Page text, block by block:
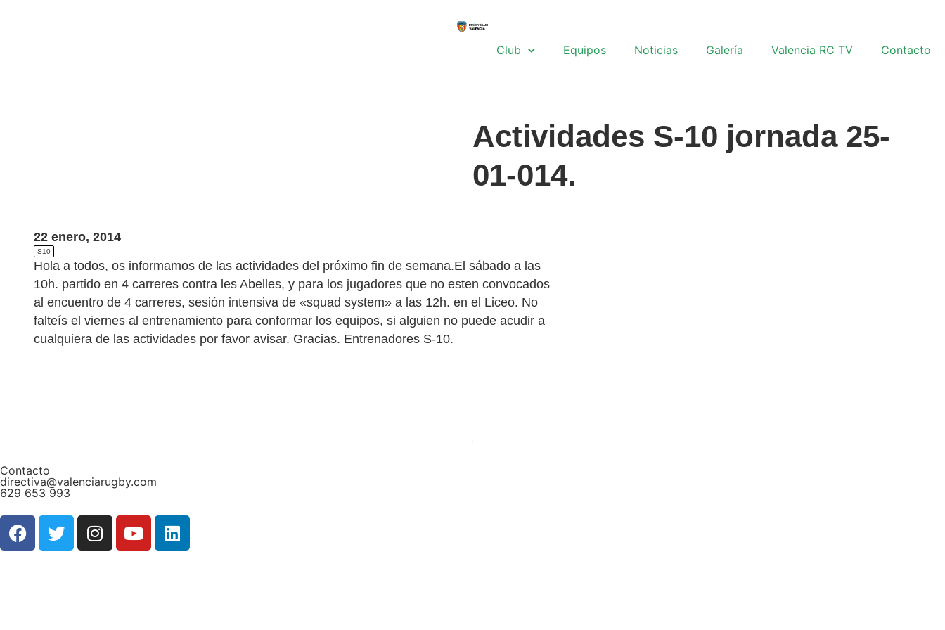
Club Equipos Noticias Galería Valencia RC TV Contacto
Actividades S-10 jornada 25-
01-014.
22 enero, 2014
S10
Hola a todos, os informamos de las actividades del próximo fin de semana.El sábado a las
10h. partido en 4 carreres contra les Abelles, y para los jugadores que no esten convocados
al encuentro de 4 carreres, sesión intensiva de «squad system» a las 12h. en el Liceo. No
falteís el viernes al entrenamiento para conformar los equipos, si alguien no puede acudir a
cualquiera de las actividades por favor avisar. Gracias. Entrenadores S-10.
Contacto
directiva@valenciarugby.com
629 653 993